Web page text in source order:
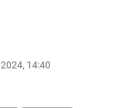
14:40